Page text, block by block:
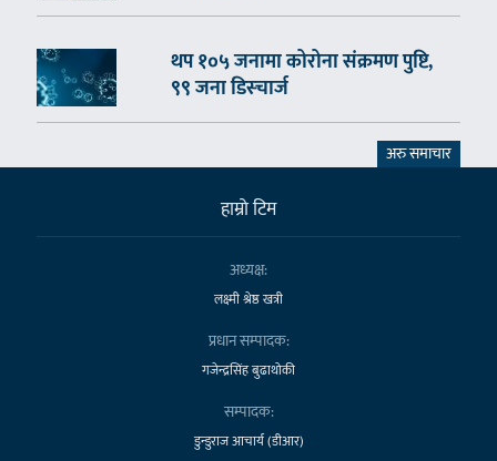
थप १०५ जनामा कोरोना संक्रमण पुष्टि,
९९ जना डिस्चार्ज
अरु समाचार
हाम्राे टिम
अध्यक्ष:
लक्ष्मी श्रेष्ठ खत्री
प्रधान सम्पादक:
गजेन्द्रसिंह बुढाथोकी
सम्पादक:
डुन्डुराज आचार्य (डीआर)